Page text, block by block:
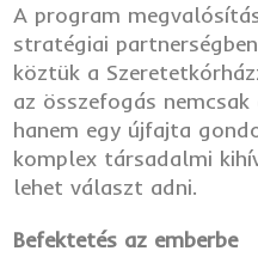
A program
stratégiai
köztük a
az összefogás
hanem egy újfajta
komplex társadalmi
lehet választ adni.
Befektetés az emberbe